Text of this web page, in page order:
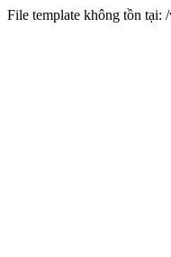
File template không tồn tại: